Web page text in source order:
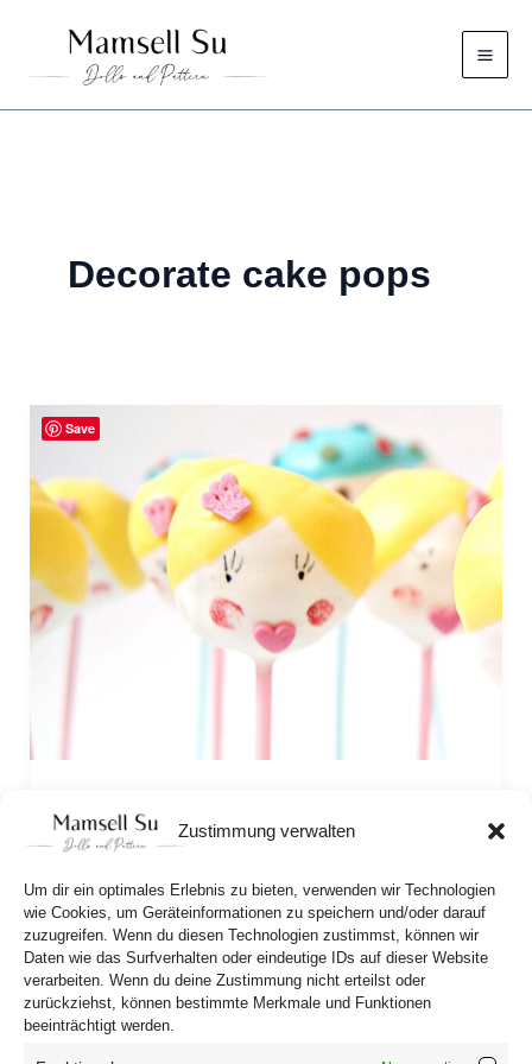
Zustimmung verwalten
Um dir ein optimales Erlebnis zu bieten, verwenden wir Technologien
wie Cookies, um Geräteinformationen zu speichern und/oder darauf
zuzugreifen. Wenn du diesen Technologien zustimmst, können wir
Daten wie das Surfverhalten oder eindeutige IDs auf dieser Website
verarbeiten. Wenn du deine Zustimmung nicht erteilst oder
zurückziehst, können bestimmte Merkmale und Funktionen
beeinträchtigt werden.
content
Decorate cake pops
Cake pops look like lollipops, but they’re actually
cake looks sweet and succulent. But why do cake
pops make you happy?
Save